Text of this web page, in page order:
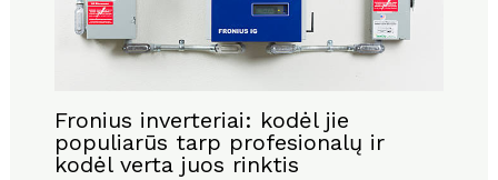
Fronius inverteriai: kodėl jie
populiarūs tarp profesionalų ir
kodėl verta juos rinktis